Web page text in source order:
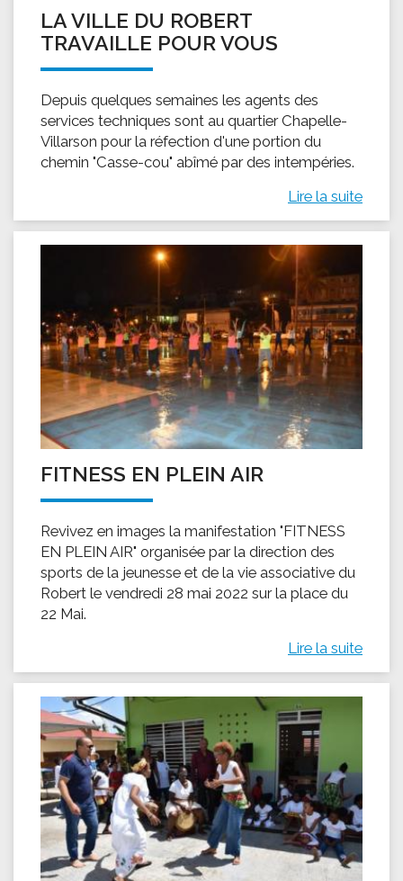
LA VILLE DU ROBERT
TRAVAILLE POUR VOUS
Depuis quelques semaines les agents des
services techniques sont au quartier Chapelle-
Villarson pour la réfection d'une portion du
chemin "Casse-cou" abîmé par des intempéries.
Lire la suite
FITNESS EN PLEIN AIR
Revivez en images la manifestation "FITNESS
EN PLEIN AIR" organisée par la direction des
sports de la jeunesse et de la vie associative du
Robert le vendredi 28 mai 2022 sur la place du
22 Mai.
Lire la suite